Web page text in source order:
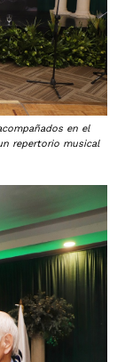
en el
repertorio musical